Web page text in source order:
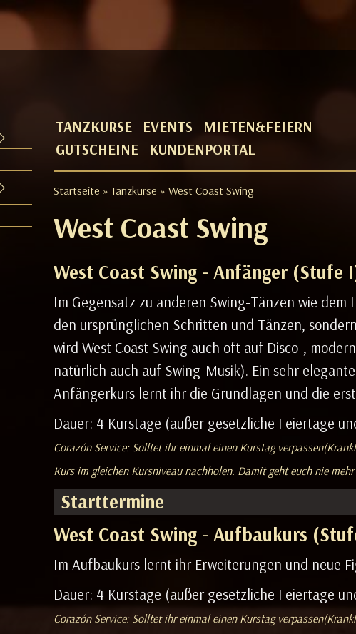
TANZKURSE EVENTS
MIETEN&FEIERN
GUTSCHEINE
KUNDENPORTAL
Startseite »Tanzkurse » West Coast Swing
West Coast Swing
West Coast Swing - Anfänger (Stufe
Im Gegensatz zu anderen Swing-Tänzen wie
den ursprünglichen Schritten und Tänzen,
wird West Coast Swing auch oft auf Disco-,
natürlich auch auf Swing-Musik). Ein sehr
Anfängerkurs lernt ihr die Grundlagen und die
Dauer: 4 Kurstage (außer gesetzliche Feiertage
Corazón Service: Solltet ihr einmal einen Kurstag
Kurs im gleichen Kursniveau nachholen. Damit geht euch nie
Starttermine
West Coast Swing - Aufbaukurs
Im Aufbaukurs lernt ihr Erweiterungen und neue
Dauer: 4 Kurstage (außer gesetzliche Feiertage
Corazón Service: Solltet ihr einmal einen Kurstag